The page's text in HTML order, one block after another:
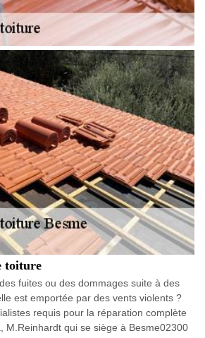
toiture
fuites ou des dommages suite à des
est emportée par des vents violents ?
requis pour la réparation complète
M.Reinhardt qui se siège à Besme02300